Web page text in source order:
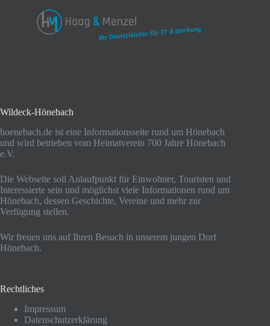
Wildeck-Hönebach
hoenebach.de ist eine Informationsseite rund um Hönebach
und wird betrieben vom Heimatverein 700 Jahre Hönebach
e.V.
Die Webseite soll Anlaufpunkt für Einwohner, Touristen und
Interessierte sein und möglichst viele Informationen rund um
Hönebach, dessen Geschichte, Vereine und mehr zur
Verfügung stellen.
Wir freuen uns auf Ihren Besuch in unserem jungen Dorf
Hönebach.
Rechtliches
Impressum
Datenschutzerklärung